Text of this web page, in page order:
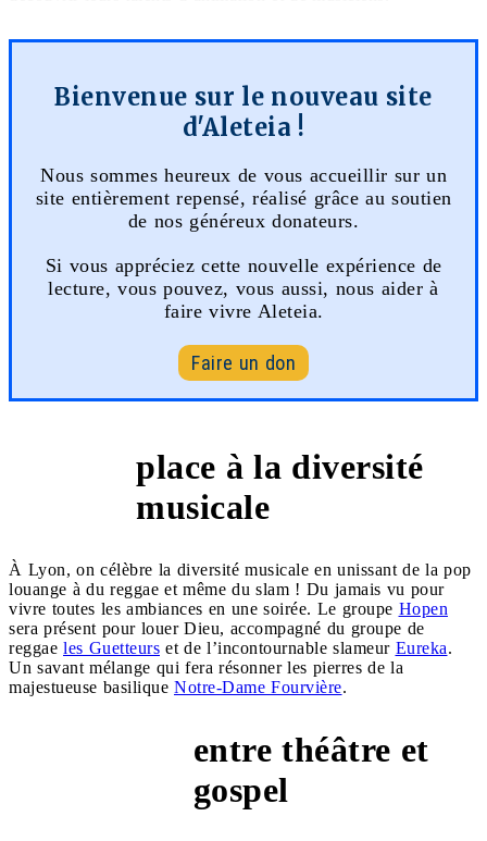
Bienvenue sur le nouveau site
d'Aleteia !
Nous sommes heureux de vous accueillir sur un
site entièrement repensé, réalisé grâce au soutien
de nos généreux donateurs.
Si vous appréciez cette nouvelle expérience de
lecture, vous pouvez, vous aussi, nous aider à
faire vivre Aleteia.
Faire un don
place à la diversité
musicale
À Lyon, on célèbre la diversité musicale en unissant de la pop
louange à du reggae et même du slam ! Du jamais vu pour
vivre toutes les ambiances en une soirée. Le groupe Hopen
sera présent pour louer Dieu, accompagné du groupe de
reggae les Guetteurs et de l’incontournable slameur Eureka.
Un savant mélange qui fera résonner les pierres de la
majestueuse basilique Notre-Dame Fourvière.
entre théâtre et
gospel